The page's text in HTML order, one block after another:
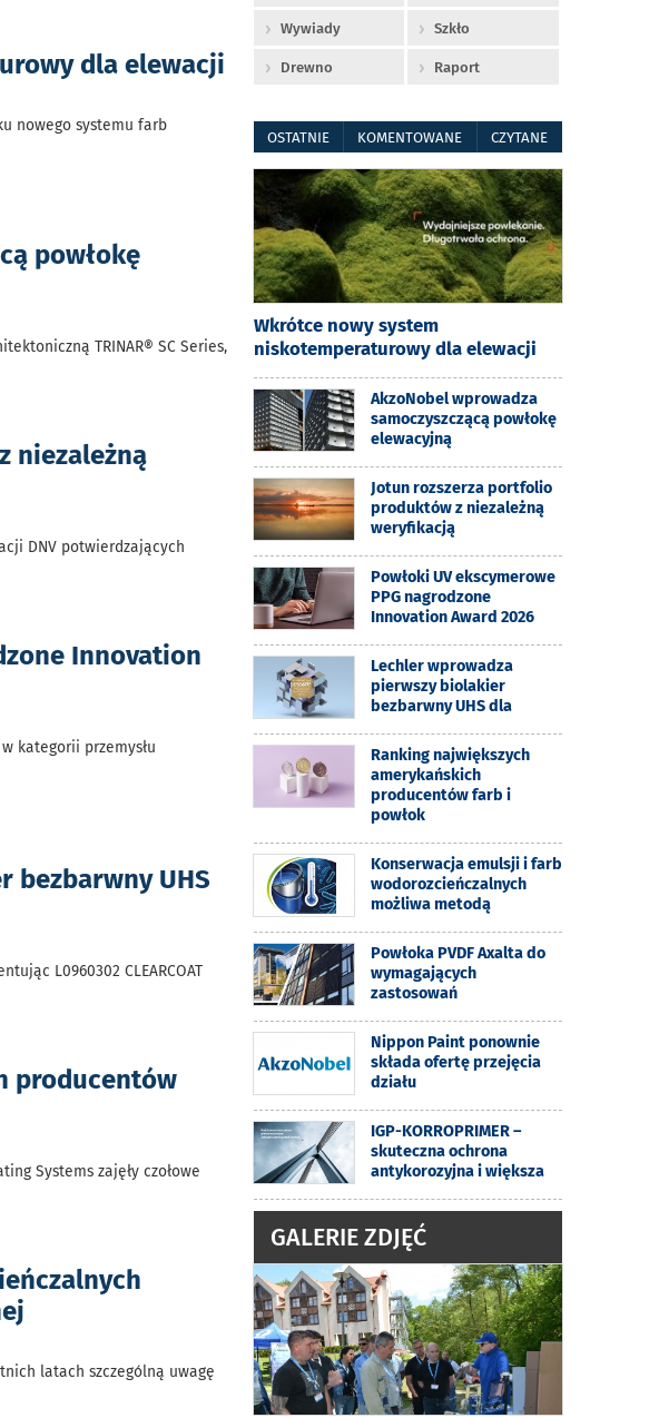
dla elewacji
nowego systemu farb
powłokę
TRINAR® SC Series,
niezależną
DNV potwierdzających
Innovation
kategorii przemysłu
bezbarwny UHS
L0960302 CLEARCOAT
producentów
Systems zajęły czołowe
latach szczególną uwagę
Wywiady Szkło
Drewno Raport
OSTATNIE KOMENTOWANE CZYTANE
Wkrótce nowy system
niskotemperaturowy dla elewacji
AkzoNobel wprowadza
samoczyszczącą powłokę
elewacyjną
Jotun rozszerza portfolio
produktów z niezależną
weryfikacją
Powłoki UV ekscymerowe
PPG nagrodzone
Innovation Award 2026
Lechler wprowadza
pierwszy biolakier
bezbarwny UHS dla
Ranking największych
amerykańskich
producentów farb i
powłok
Konserwacja emulsji i farb
wodorozcieńczalnych
możliwa metodą
Powłoka PVDF Axalta do
wymagających
zastosowań
Nippon Paint ponownie
składa ofertę przejęcia
działu
IGP-KORROPRIMER –
skuteczna ochrona
antykorozyjna i większa
GALERIE ZDJĘĆ